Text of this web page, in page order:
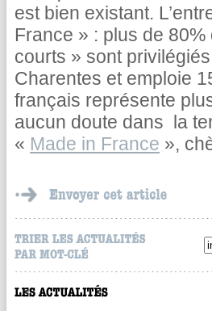
est bien existant.
France » : plus de
courts » sont
Charentes et emploie
français représente
aucun doute dans la
« Made in France »,